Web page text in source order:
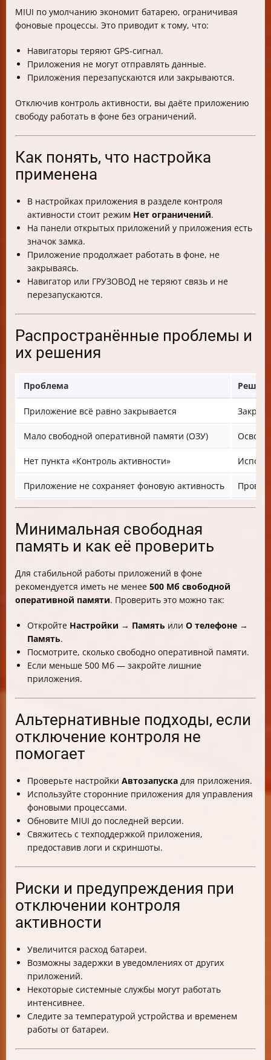
MIUI по умолчанию экономит батарею, ограничивая
фоновые процессы. Это приводит к тому, что:
Навигаторы теряют GPS-сигнал.
Приложения не могут отправлять данные.
Приложения перезапускаются или закрываются.
Отключив контроль активности, вы даёте приложению
свободу работать в фоне без ограничений.
Как понять, что настройка
применена
В настройках приложения в разделе контроля
активности стоит режим Нет ограничений.
На панели открытых приложений у приложения есть
значок замка.
Приложение продолжает работать в фоне, не
закрываясь.
Навигатор или ГРУЗОВОД не теряют связь и не
перезапускаются.
Распространённые проблемы и
их решения
Проблема
Приложение всё равно закрывается
Мало свободной оперативной памяти (ОЗУ)
Нет пункта «Контроль активности»
Приложение не сохраняет фоновую активность
Минимальная свободная
память и как её проверить
Для стабильной работы приложений в фоне
рекомендуется иметь не менее 500 Мб свободной
оперативной памяти. Проверить это можно так:
Откройте Настройки → Память или О телефоне →
Память.
Посмотрите, сколько свободно оперативной памяти.
Если меньше 500 Мб — закройте лишние
приложения.
Альтернативные подходы, если
отключение контроля не
помогает
Проверьте настройки Автозапуска для приложения.
Используйте сторонние приложения для управления
фоновыми процессами.
Обновите MIUI до последней версии.
Свяжитесь с техподдержкой приложения,
предоставив логи и скриншоты.
Риски и предупреждения при
отключении контроля
активности
Увеличится расход батареи.
Возможны задержки в уведомлениях от других
приложений.
Некоторые системные службы могут работать
интенсивнее.
Следите за температурой устройства и временем
работы от батареи.